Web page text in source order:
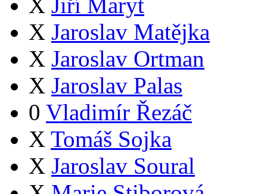
X Jiří Maryt
X Jaroslav Matějka
X Jaroslav Ortman
X Jaroslav Palas
0 Vladimír Řezáč
X Tomáš Sojka
X Jaroslav Soural